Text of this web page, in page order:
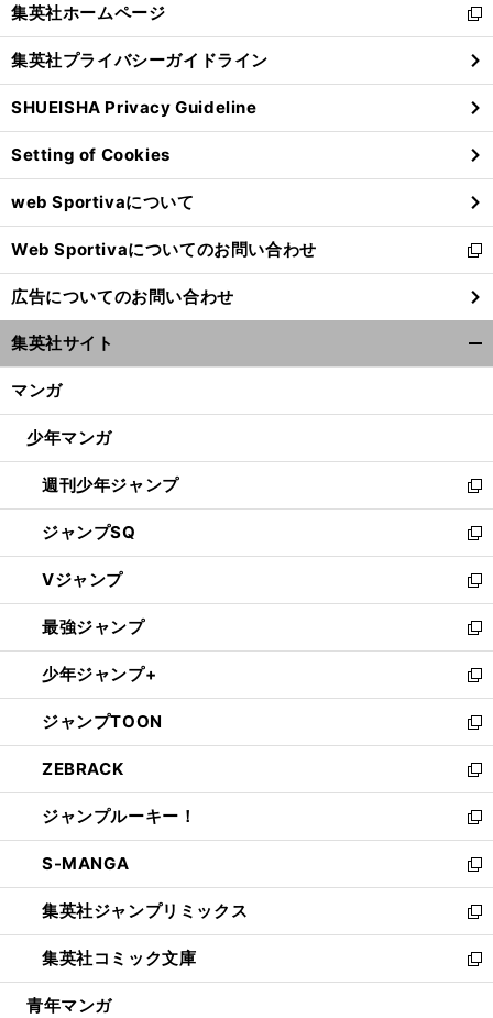
閉
る
集英社ホームページ
新
し
い
ウ
ィ
ン
ド
ウ
で
開
く
集英社プライバシーガイドライン
SHUEISHA Privacy Guideline
Setting of Cookies
web Sportivaについて
Web Sportivaについてのお問い合わせ
新
し
い
ウ
ィ
ン
ウ
開
く
広告についてのお問い合わせ
集英社サイト
マンガ
少年マンガ
週刊少年ジャンプ
新
し
い
ウ
ィ
ン
ド
ウ
で
開
く
ジャンプSQ
新
し
い
ウ
ィ
ン
ド
ウ
で
開
く
Vジャンプ
新
し
い
ウ
ィ
ン
ド
ウ
で
開
く
最強ジャンプ
新
し
い
ウ
ィ
ン
ド
ウ
で
開
く
少年ジャンプ+
新
し
い
ウ
ィ
ン
ド
ウ
で
開
く
ジャンプTOON
新
し
い
ウ
ィ
ン
ド
ウ
で
開
く
ZEBRACK
新
し
い
ウ
ィ
ン
ド
ウ
で
開
ジャンプルーキー！
新
し
い
ウ
ィ
ン
ド
ウ
S-MANGA
新
し
い
ウ
ィ
ン
集英社ジャンプリミックス
新
し
い
ウ
集英社コミック文庫
新
し
青年マンガ